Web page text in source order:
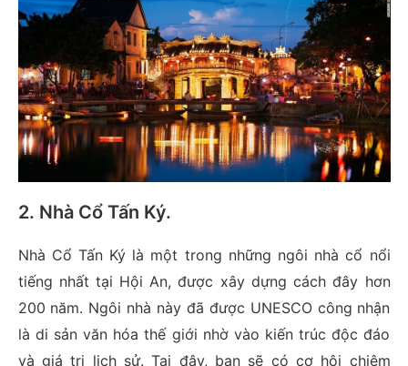
2. Nhà Cổ Tấn Ký.
Nhà Cổ Tấn Ký là một trong những ngôi nhà cổ nổi
tiếng nhất tại Hội An, được xây dựng cách đây hơn
200 năm. Ngôi nhà này đã được UNESCO công nhận
là di sản văn hóa thế giới nhờ vào kiến trúc độc đáo
và giá trị lịch sử. Tại đây, bạn sẽ có cơ hội chiêm